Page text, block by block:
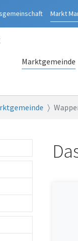
Markt
Marktgemeinde